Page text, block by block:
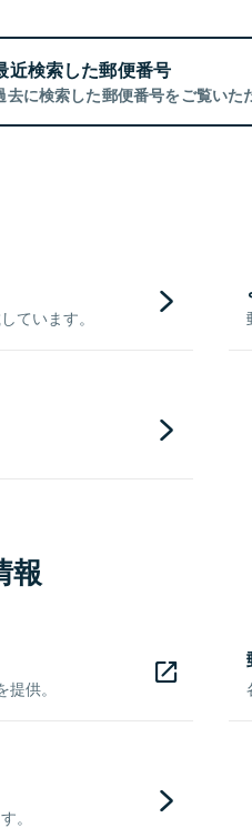
近検索した郵便番号
去に検索した郵便番号をご覧いた
ています。
報
供。
。